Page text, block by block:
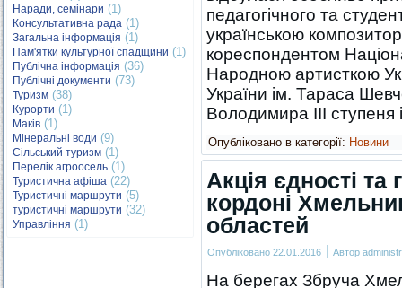
Наради, семінари (1)
Консультативна рада (1)
Загальна інформація (1)
Пам'ятки культурної спадщини (1)
Публічна інформація (36)
Публічні документи (73)
Туризм (38)
Курорти (1)
Маків (1)
Мінеральні води (9)
Сільський туризм (1)
Перелік агроосель (1)
Туристична афіша (22)
Туристичні маршрути (5)
туристичні маршрути (32)
Управління (1)
педагогічного та
українською
кореспондентом
Народною артисткою
України ім. Тараса
Володимира ІІІ
Опубліковано в категорії: Новини
Акція єдності та
кордоні
областей
Опубліковано 22.01.2016 | Автор
На берегах Збруча